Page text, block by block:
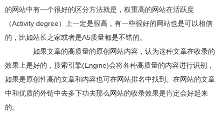
的网站中有一个很好的区分方法就是，权重高的网站在活跃度
（Activity degree）上一定是很高，有一些很好的网站也是可以相信
的，比如站长之家或者是A5质量都是不错的。
如果文章的高质量的原创网站内容，认为这种文章在收录的
效果上是好的，搜索引擎(Engine)会将各种高质量的内容进行识别，
如果是原创性高的文章和内容也可在网站排名中找到。在网站的文章
中和优质的外链中去多下功夫那么网站的收录效果是肯定会好起来
的。